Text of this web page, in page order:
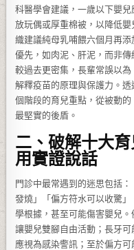
科醫學會建議，一歲以下嬰
放玩偶或厚重棉被，以降低
織建議純母乳哺餵六個月再
優先，如肉泥、肝泥，而非
較過去更密集，長輩常誤以
解釋疫苗的原理與保護力。
個階段的育兒重點，從被動
最堅實的後盾。
二、破解十大
用實證說話
門診中最常遇到的迷思包括
發燒」「偏方符水可以收驚
學根據，甚至可能傷害嬰兒
讓嬰兒雙腳自由活動；長牙
應視為感染警訊；至於偏方